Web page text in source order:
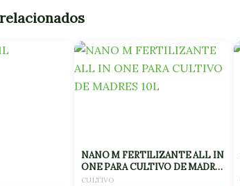
NANO M FERTILIZANTE ALL IN
ONE PARA CULTIVO DE MADRES
10L
CULTIVO